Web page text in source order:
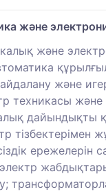
және
және
және
техникасы және
дайындықты
тізбектерімен
ережелерін
электр